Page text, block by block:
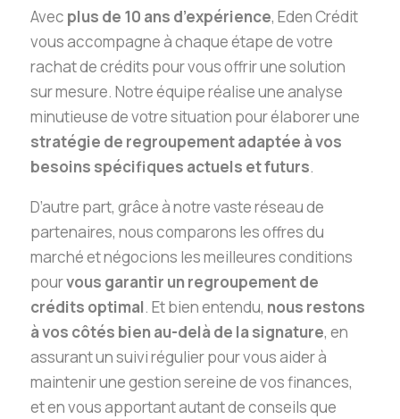
Avec plus de 10 ans d’expérience, Eden Crédit
vous accompagne à chaque étape de votre
rachat de crédits pour vous offrir une solution
sur mesure. Notre équipe réalise une analyse
minutieuse de votre situation pour élaborer une
stratégie de regroupement adaptée à vos
besoins spécifiques actuels et futurs.
D’autre part, grâce à notre vaste réseau de
partenaires, nous comparons les offres du
marché et négocions les meilleures conditions
pourvous garantir un regroupement de
crédits optimal. Et bien entendu, nous restons
à vos côtés bien au-delà de la signature, en
assurant un suivi régulier pour vous aider à
maintenir une gestion sereine de vos finances,
et en vous apportant autant de conseils que